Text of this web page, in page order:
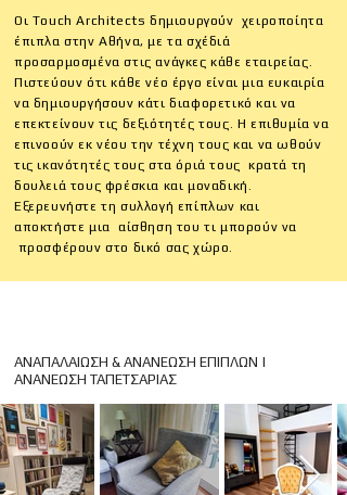
Οι Touch Architects δημιουργούν χειροποίητα
έπιπλα στην Αθήνα, με τα σχέδιά
προσαρμοσμένα στις ανάγκες κάθε εταιρείας.
Πιστεύουν ότι κάθε νέο έργο είναι μια ευκαιρία
να δημιουργήσουν κάτι διαφορετικό και να
επεκτείνουν τις δεξιότητές τους. Η επιθυμία να
επινοούν εκ νέου την τέχνη τους και να ωθούν
τις ικανότητές τους στα όριά τους κρατά τη
δουλειά τους φρέσκια και μοναδική.
Εξερευνήστε τη συλλογή επίπλων και
αποκτήστε μια αίσθηση του τι μπορούν να
προσφέρουν στο δικό σας χώρο.
ΑΝΑΠΑΛΑΙΩΣΗ & ΑΝΑΝΕΩΣΗ ΕΠΙΠΛΩΝ |
ΑΝΑΝΕΩΣΗ ΤΑΠΕΤΣΑΡΙΑΣ